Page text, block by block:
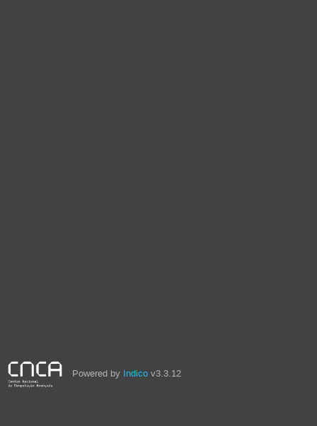
Powered by Indico v3.3.12